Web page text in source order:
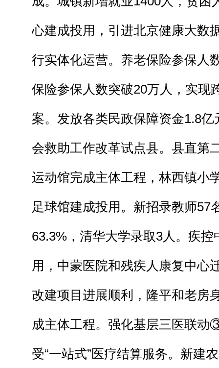
心建成投用，引进北京健康大数
行实体化运营。养老保险参保人
保险参保人数突破20万人，实现
案。发放各类民政保障资金1.8
会救助工作改革试点县。县直第
运动馆完成主体工程，林西镇小
足球馆建成投用。新招录教师57
63.3%，清华大学录取3人。疾
用，中蒙医院和残疾人康复中心
改建项目进展顺利，隆平和老房
成主体工程。强化基层三医联动
受“一站式”医疗结算服务。新建